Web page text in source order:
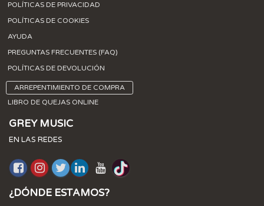
POLÍTICAS DE PRIVACIDAD
POLÍTICAS DE COOKIES
AYUDA
PREGUNTAS FRECUENTES (FAQ)
POLÍTICAS DE DEVOLUCIÓN
ARREPENTIMIENTO DE COMPRA
LIBRO DE QUEJAS ONLINE
GREY MUSIC
EN LAS REDES
¿DÓNDE ESTAMOS?